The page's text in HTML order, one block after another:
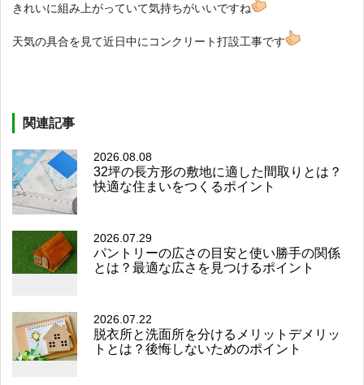
きれいに組み上がっていて気持ちがいいですね
天気の具合を見て近日中にコンクリート打設工事です
関連記事
2026.08.08
32坪の長方形の敷地に適した間取りとは？
快適な住まいをつくるポイント
2026.07.29
パントリーの広さの目安と使い勝手の関係
とは？最適な広さを見つけるポイント
2026.07.22
脱衣所と洗面所を分けるメリットデメリッ
トとは？後悔しないためのポイント